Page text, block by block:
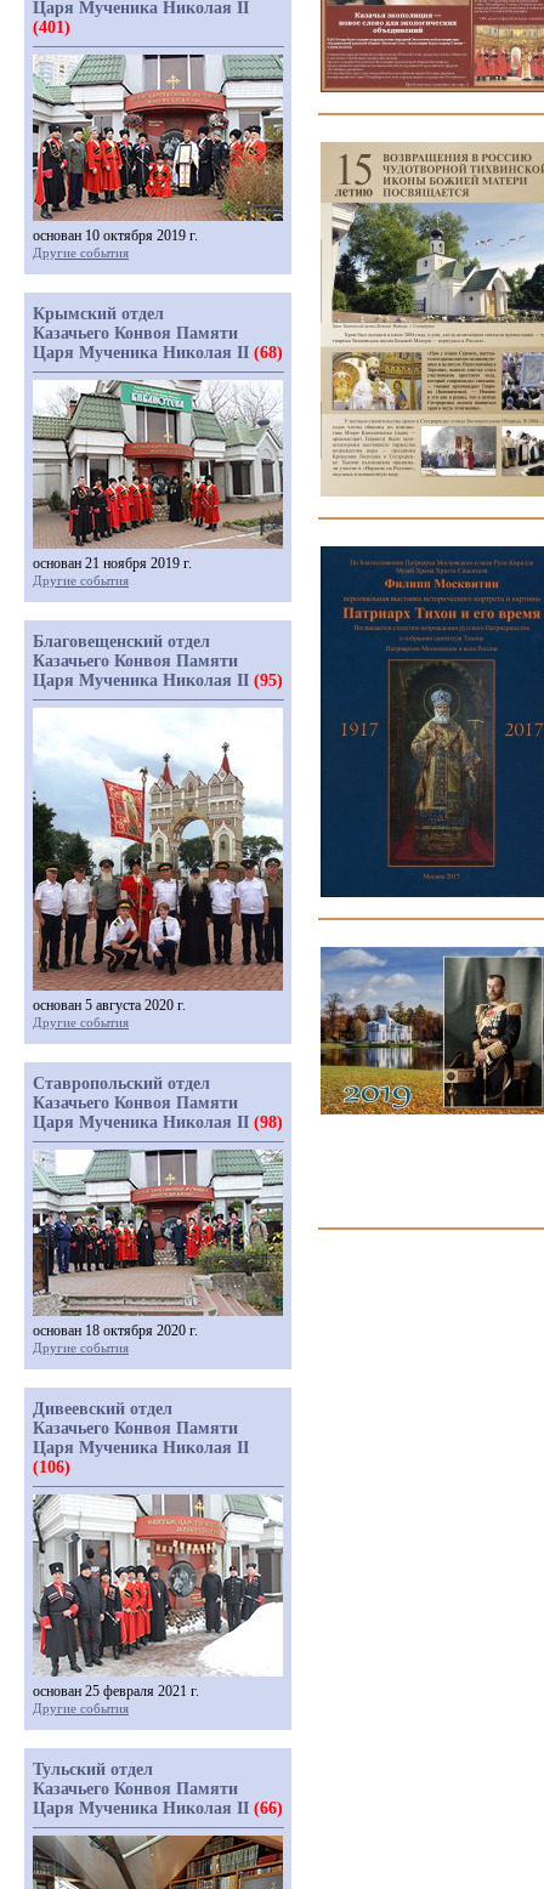
Царя Мученика Николая II
(401)
основан 10 октября 2019 г.
Другие события
Крымский отдел
Казачьего Конвоя Памяти
Царя Мученика Николая II (68)
основан 21 ноября 2019 г.
Другие события
Благовещенский отдел
Казачьего Конвоя Памяти
Царя Мученика Николая II (95)
основан 5 августа 2020 г.
Другие события
Ставропольский отдел
Казачьего Конвоя Памяти
Царя Мученика Николая II (98)
основан 18 октября 2020 г.
Другие события
Дивеевский отдел
Казачьего Конвоя Памяти
Царя Мученика Николая II
(106)
основан 25 февраля 2021 г.
Другие события
Тульский отдел
Казачьего Конвоя Памяти
Царя Мученика Николая II (66)